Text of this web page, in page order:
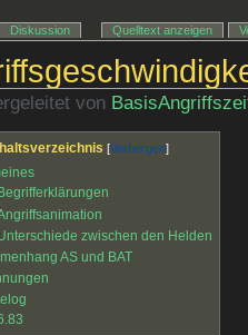
von
Begrifferklärungen
zwischen den Helden
AS und BAT
Diskussion Quelltext anzeigen